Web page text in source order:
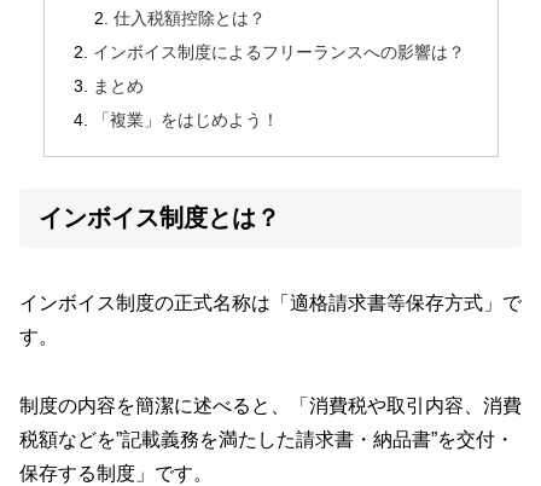
仕入税額控除とは？
インボイス制度によるフリーランスへの影響は？
まとめ
「複業」をはじめよう！
インボイス制度とは？
インボイス制度の正式名称は「適格請求書等保存方式」で
す。
制度の内容を簡潔に述べると、「消費税や取引内容、消費
税額などを”記載義務を満たした請求書・納品書”を交付・
保存する制度」です。